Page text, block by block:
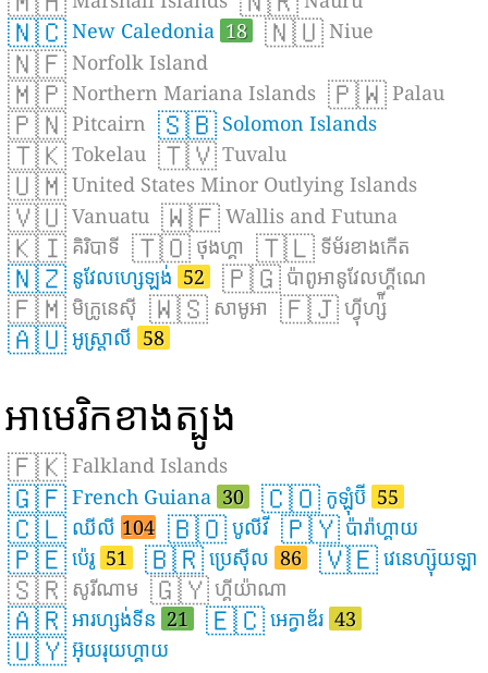
🇳🇨 New Caledonia 18 🇳🇺 Niue
🇳🇫 Norfolk Island
🇲🇵 Northern Mariana Islands 🇵🇼 Palau
🇵🇳 Pitcairn 🇸🇧 Solomon Islands
🇹🇰 Tokelau 🇹🇻 Tuvalu
🇺🇲 United States Minor Outlying Islands
🇻🇺 Vanuatu 🇼🇫 Wallis and Futuna
🇰🇮 គិរិបាទី 🇹🇴 ថុងហ្គា 🇹🇱 ទីម័រខាងកើត
🇳🇿 នូវែលហ្សេឡង់ 52 🇵🇬 ប៉ាពូអានូវែលហ្គីណេ
🇫🇲 មិក្រូនេស៊ី 🇼🇸 សាមូអា 🇫🇯 ហ្វ៉ីហ្ស៉ី
🇦🇺 អូស្ត្រាលី 58
អាមេរិកខាងត្បូង
🇫🇰 Falkland Islands
🇬🇫 French Guiana 30 🇨🇴 កូឡុំប៊ី 55
🇨🇱 ឈីលី 104 🇧🇴 បូលីវី 🇵🇾 ប៉ារ៉ាហ្គាយ
🇵🇪 ប៉េរូ 51 🇧🇷 ប្រេស៊ីល 86 🇻🇪 វេនេហ្ស៊ុយឡា
🇸🇷 សូរីណាម 🇬🇾 ហ្គីយ៉ាណា
🇦🇷 អារហ្សង់ទីន 21 🇪🇨 អេក្វាឌ័រ 43
🇺🇾 អ៊ុយរុយហ្គាយ